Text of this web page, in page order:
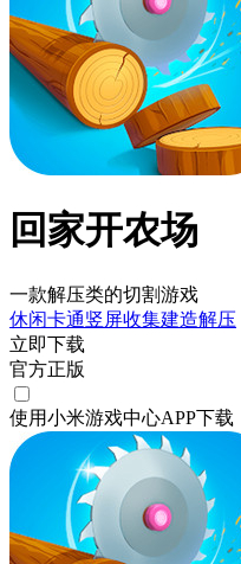
回家开农场
一款解压类的切割游戏
休闲卡通竖屏收集建造解压
立即下载
官方正版
使用小米游戏中心APP下载